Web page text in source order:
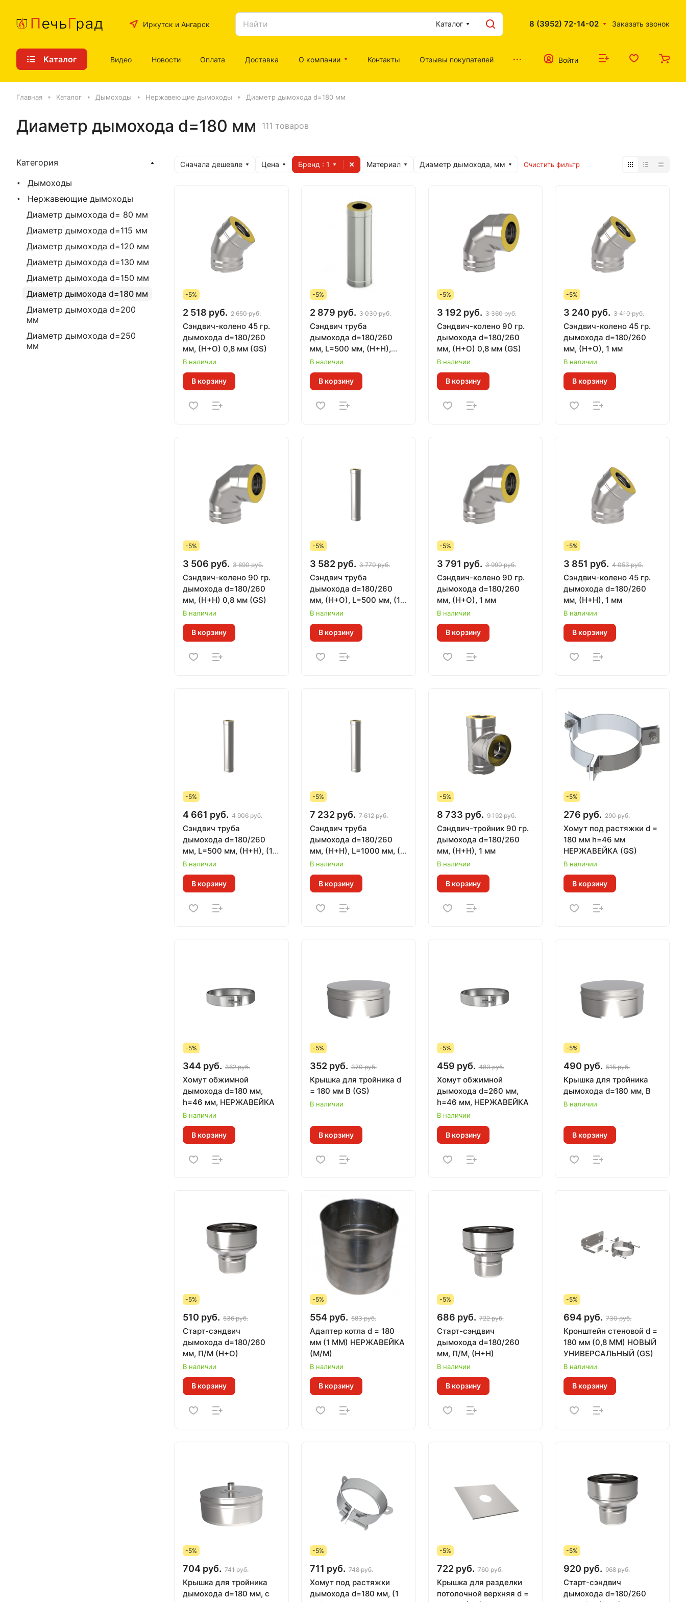
Иркутск и Ангарск Каталог 8 (3952) 72-14-02 Заказать звонок
Каталог Видео Новости Оплата Доставка О компании Контакты Отзывы покупателей Войти
Главная Каталог Дымоходы Нержавеющие дымоходы Диаметр дымохода d=180 мм
Диаметр дымохода d=180 мм 111 товаров
Сначала дешевле Цена Бренд : 1 Материал Диаметр дымохода, мм Очистить фильтр
-5%
2 518 руб. 2 650 руб.
Сэндвич-колено 45 гр.
дымохода d=180/260
мм, (Н+О) 0,8 мм (GS)
В наличии
В корзину
-5%
2 879 руб. 3 030 руб.
Сэндвич труба
дымохода d=180/260
мм, L=500 мм, (Н+Н),
(0,8 мм) (GS)
В наличии
В корзину
-5%
3 192 руб. 3 360 руб.
Сэндвич-колено 90 гр.
дымохода d=180/260
мм, (Н+О) 0,8 мм (GS)
В наличии
В корзину
-5%
3 240 руб. 3 410 руб.
Сэндвич-колено 45 гр.
дымохода d=180/260
мм, (Н+О), 1 мм
В наличии
В корзину
-5%
3 506 руб. 3 690 руб.
Сэндвич-колено 90 гр.
дымохода d=180/260
мм, (Н+Н) 0,8 мм (GS)
В наличии
В корзину
-5%
3 582 руб. 3 770 руб.
Сэндвич труба
дымохода d=180/260
мм, (Н+О), L=500 мм, (1
мм)
В наличии
В корзину
-5%
3 791 руб. 3 990 руб.
Сэндвич-колено 90 гр.
дымохода d=180/260
мм, (Н+О), 1 мм
В наличии
В корзину
-5%
3 851 руб. 4 053 руб.
Сэндвич-колено 45 гр.
дымохода d=180/260
мм, (Н+Н), 1 мм
В наличии
В корзину
-5%
4 661 руб. 4 906 руб.
Сэндвич труба
дымохода d=180/260
мм, L=500 мм, (Н+Н), (1
мм)
В наличии
В корзину
-5%
7 232 руб. 7 612 руб.
Сэндвич труба
дымохода d=180/260
мм, (Н+Н), L=1000 мм, (1
мм)
В наличии
В корзину
-5%
8 733 руб. 9 192 руб.
Сэндвич-тройник 90 гр.
дымохода d=180/260
мм, (Н+Н), 1 мм
В наличии
В корзину
-5%
276 руб. 290 руб.
Хомут под растяжки d =
180 мм h=46 мм
НЕРЖАВЕЙКА (GS)
В наличии
В корзину
-5%
344 руб. 362 руб.
Хомут обжимной
дымохода d=180 мм,
h=46 мм, НЕРЖАВЕЙКА
В наличии
В корзину
-5%
352 руб. 370 руб.
Крышка для тройника d
= 180 мм В (GS)
В наличии
В корзину
-5%
459 руб. 483 руб.
Хомут обжимной
дымохода d=260 мм,
h=46 мм, НЕРЖАВЕЙКА
В наличии
В корзину
-5%
490 руб. 515 руб.
Крышка для тройника
дымохода d=180 мм, В
В наличии
В корзину
-5%
510 руб. 536 руб.
Старт-сэндвич
дымохода d=180/260
мм, П/М (Н+О)
В наличии
В корзину
-5%
554 руб. 583 руб.
Адаптер котла d = 180
мм (1 ММ) НЕРЖАВЕЙКА
(М/М)
В наличии
В корзину
-5%
686 руб. 722 руб.
Старт-сэндвич
дымохода d=180/260
мм, П/М, (Н+Н)
В наличии
В корзину
-5%
694 руб. 730 руб.
Кронштейн стеновой d =
180 мм (0,8 ММ) НОВЫЙ
УНИВЕРСАЛЬНЫЙ (GS)
В наличии
В корзину
-5%
704 руб. 741 руб.
Крышка для тройника
дымохода d=180 мм, с
-5%
711 руб. 748 руб.
Хомут под растяжки
дымохода d=180 мм, (1
-5%
722 руб. 760 руб.
Крышка для разделки
потолочной верхняя d =
-5%
920 руб. 968 руб.
Старт-сэндвич
дымохода d=180/260
Категория
Дымоходы
Нержавеющие дымоходы
Диаметр дымохода d= 80 мм
Диаметр дымохода d=115 мм
Диаметр дымохода d=120 мм
Диаметр дымохода d=130 мм
Диаметр дымохода d=150 мм
Диаметр дымохода d=180 мм
Диаметр дымохода d=200
мм
Диаметр дымохода d=250
мм